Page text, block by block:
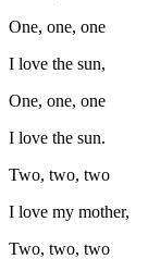
One, one, one
I love the sun,
One, one, one
I love the sun.
Two, two, two
I love my mother,
Two, two, two